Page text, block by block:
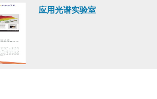
应用光谱实验室